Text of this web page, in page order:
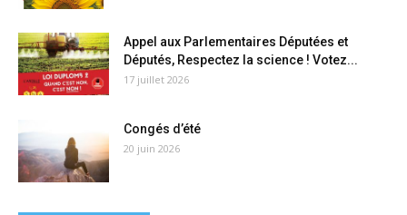
Appel aux Parlementaires Députées et
Députés, Respectez la science ! Votez...
17 juillet 2026
Congés d’été
20 juin 2026